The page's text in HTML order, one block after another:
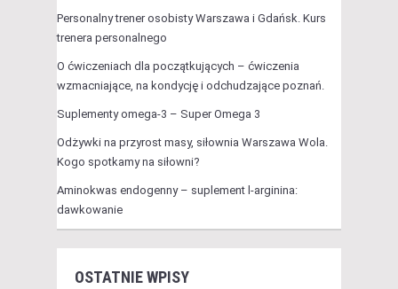
Personalny trener osobisty Warszawa i Gdańsk. Kurs
trenera personalnego
O ćwiczeniach dla początkujących – ćwiczenia
wzmacniające, na kondycję i odchudzające poznań.
Suplementy omega-3 – Super Omega 3
Odżywki na przyrost masy, siłownia Warszawa Wola.
Kogo spotkamy na siłowni?
Aminokwas endogenny – suplement l-arginina:
dawkowanie
OSTATNIE WPISY